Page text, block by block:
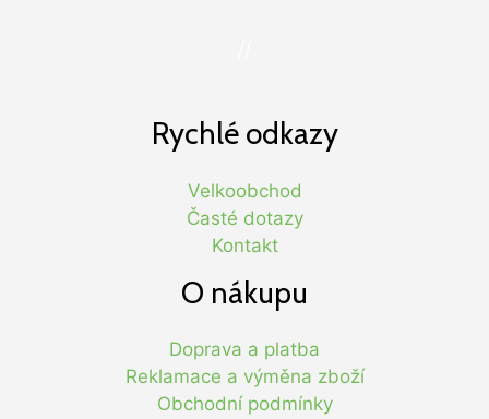
Rychlé odkazy
Velkoobchod
Časté dotazy
Kontakt
O nákupu
Doprava a platba
Reklamace a výměna zboží
Obchodní podmínky